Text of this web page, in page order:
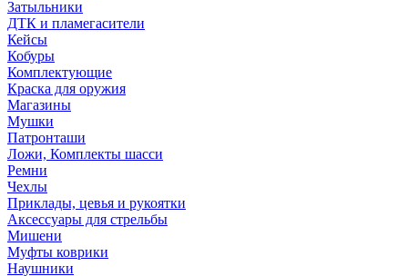
Затыльники
ДТК и пламегасители
Кейсы
Кобуры
Комплектующие
Краска для оружия
Магазины
Мушки
Патронташи
Ложи, Комплекты шасси
Ремни
Чехлы
Приклады, цевья и рукоятки
Аксессуары для стрельбы
Мишени
Муфты коврики
Наушники